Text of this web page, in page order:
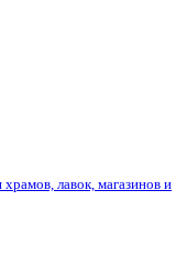
храмов, лавок, магазинов и